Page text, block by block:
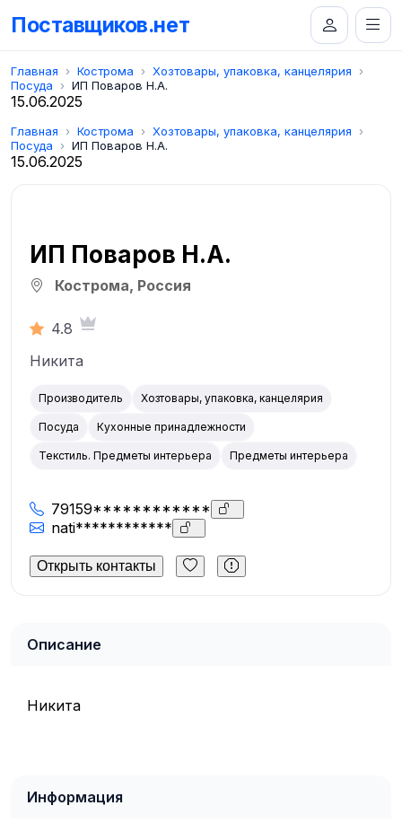
Поставщиков.нет
Главная Кострома
Хозтовары, упаковка, канцелярия
Посуда
ИП Поваров Н.А.
15.06.2025
Главная Кострома
Хозтовары, упаковка, канцелярия
Посуда
ИП Поваров Н.А.
15.06.2025
ИП Поваров Н.А.
Кострома, Россия
4.8
Никита
Производитель Хозтовары, упаковка, канцелярия
Посуда Кухонные принадлежности
Текстиль. Предметы интерьера Предметы интерьера
79159************
nati************
Открыть контакты
Описание
Никита
Информация